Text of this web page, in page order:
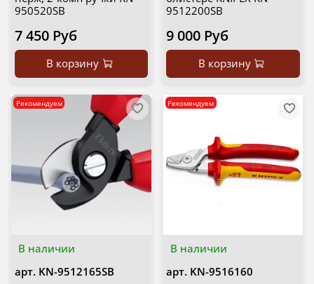
950520SB
7 450 Руб
В корзину
9512200SB
9 000 Руб
В корзину
В наличии
Рекомендуем
арт. KN-9512165SB
В наличии
Рекомендуем
арт. KN-9516160